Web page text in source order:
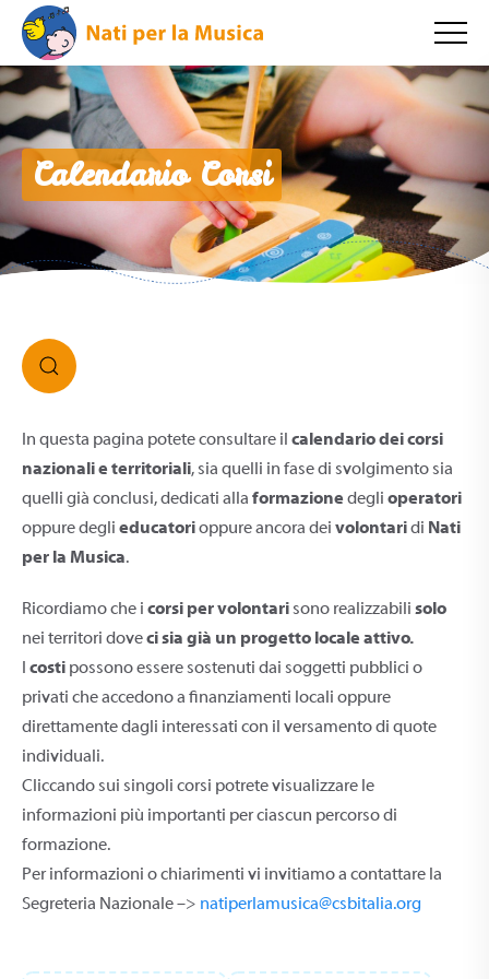
Calendario Corsi
In questa pagina potete consultare il calendario dei corsi
nazionali e territoriali, sia quelli in fase di svolgimento sia
quelli già conclusi, dedicati alla formazione degli operatori
oppure degli educatorioppure ancora dei volontaridi Nati
per la Musica.
Ricordiamo che i corsi per volontarisono realizzabili solo
nei territori doveci sia già un progetto locale attivo.
costi possono essere sostenuti dai soggetti pubblici o
privati che accedono a finanziamenti locali oppure
direttamente dagli interessati con il versamento di quote
individuali.
Cliccando sui singoli corsi potrete visualizzare le
informazioni più importanti per ciascun percorso di
formazione.
Per informazioni o chiarimenti vi invitiamo a contattare la
Segreteria Nazionale –> natiperlamusica@csbitalia.org